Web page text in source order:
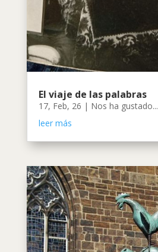
El viaje de las palabras
17, Feb, 26 | Nos ha gustado...
leer más